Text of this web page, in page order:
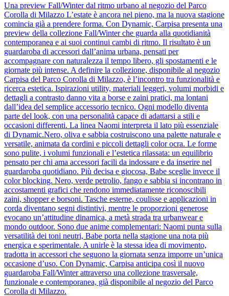
Una preview Fall/Winter dal ritmo urbano al negozio del Parco
Corolla di Milazzo L’estate è ancora nel pieno, ma la nuova stagione
comincia già a prendere forma. Con Dynamic, Carpisa presenta una
preview della collezione Fall/Winter che guarda alla quotidianità
contemporanea e ai suoi continui cambi di ritmo. Il risultato è un
guardaroba di accessori dall’anima urbana, pensati per
accompagnare con naturalezza il tempo libero, gli spostamenti e le
giornate più intense. A definire la collezione, disponibile al negozio
Carpisa del Parco Corolla di Milazzo, è l’incontro tra funzionalità e
ricerca estetica. Ispirazioni utility, materiali leggeri, volumi morbidi e
dettagli a contrasto danno vita a borse e zaini pratici, ma lontani
dall’idea del semplice accessorio tecnico. Ogni modello diventa
parte del look, con una personalità capace di adattarsi a stili e
occasioni differenti. La linea Naomi interpreta il lato più essenziale
di Dynamic.Nero, oliva e sabbia costruiscono una palette naturale e
versatile, animata da cordini e piccoli dettagli color ocra. Le forme
sono pulite, i volumi funzionali e l’estetica rilassata: un equilibrio
pensato per chi ama accessori facili da indossare e da inserire nel
guardaroba quotidiano. Più decisa e giocosa, Babe sceglie invece il
color blocking. Nero, verde petrolio, fango e sabbia si incontrano in
accostamenti grafici che rendono immediatamente riconoscibili
zaini, shopper e borsoni. Tasche esterne, coulisse e applicazioni in
corda diventano segni distintivi, mentre le proporzioni generose
evocano un’attitudine dinamica, a metà strada tra urbanwear e
mondo outdoor. Sono due anime complementari: Naomi punta sulla
versatilità dei toni neutri, Babe porta nella stagione una nota più
energica e sperimentale. A unirle è la stessa idea di movimento,
tradotta in accessori che seguono la giornata senza imporre un’unica
occasione d’uso. Con Dynamic, Carpisa anticipa così il nuovo
guardaroba Fall/Winter attraverso una collezione trasversale,
funzionale e contemporanea, già disponibile al negozio del Parco
Corolla di Milazzo.